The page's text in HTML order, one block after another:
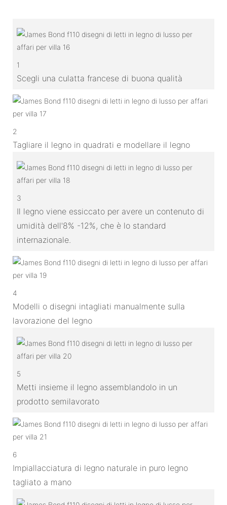
1
Scegli una culatta francese di buona qualità
2
Tagliare il legno in quadrati e modellare il legno
3
Il legno viene essiccato per avere un contenuto di
umidità dell'8% -12%, che è lo standard
internazionale.
4
Modelli o disegni intagliati manualmente sulla
lavorazione del legno
5
Metti insieme il legno assemblandolo in un
prodotto semilavorato
6
Impiallacciatura di legno naturale in puro legno
tagliato a mano